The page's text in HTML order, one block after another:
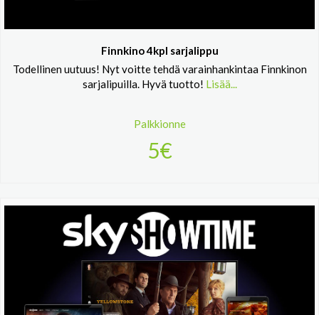
Finnkino 4kpl sarjalippu
Todellinen uutuus! Nyt voitte tehdä varainhankintaa Finnkinon
sarjalipuilla. Hyvä tuotto! Lisää...
Palkkionne
5€